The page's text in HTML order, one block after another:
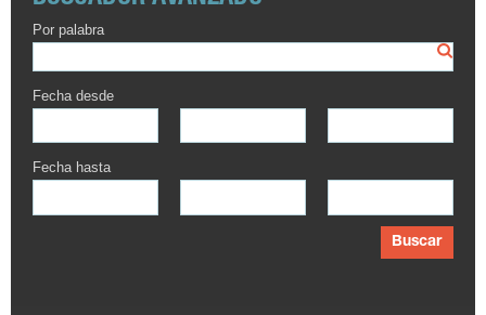
Por palabra
Fecha desde
Fecha hasta
Buscar